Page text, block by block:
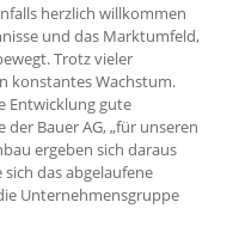
herzlich willkommen
und das Marktumfeld,
Trotz vieler
konstantes Wachstum.
Entwicklung gute
Bauer AG, „für unseren
ergeben sich daraus
das abgelaufene
Unternehmensgruppe